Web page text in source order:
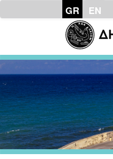
GR EN